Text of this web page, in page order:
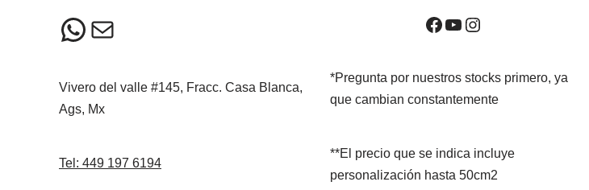
Vivero del valle #145, Fracc. Casa Blanca,
Ags, Mx
Tel: 449 197 6194
*Pregunta por nuestros stocks primero, ya
que cambian constantemente
**El precio que se indica incluye
personalización hasta 50cm2